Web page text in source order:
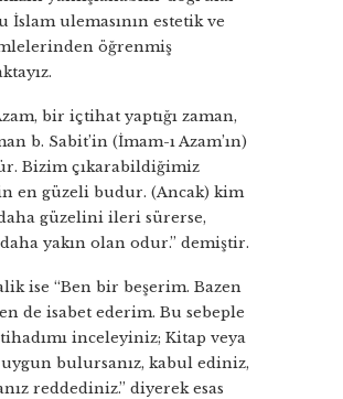
İslam ulemasının estetik ve
öğrenmiş
bir içtihat yaptığı zaman,
b. Sabit’in (İmam-ı Azam’ın)
Bizim çıkarabildiğimiz
en güzeli budur. (Ancak) kim
güzelini ileri sürerse,
yakın olan odur.” demiştir.
ise “Ben bir beşerim. Bazen
de isabet ederim. Bu sebeple
inceleyiniz; Kitap veya
bulursanız, kabul ediniz,
reddediniz.” diyerek esas